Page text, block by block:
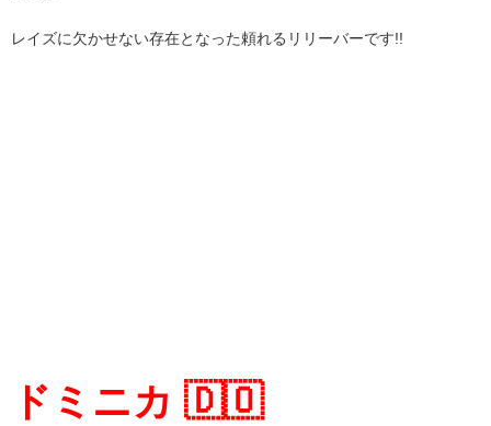
レイズに欠かせない存在となった頼れるリリーバーです!!
ドミニカ 🇩🇴